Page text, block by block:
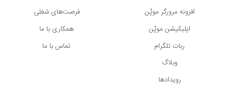
افزونه مرورگر موپُن
اپلیکیشن موپُن
ربات تلگرام
وبلاگ
رویدادها
فرصت‌های شغلی
همکاری با ما
تماس با ما